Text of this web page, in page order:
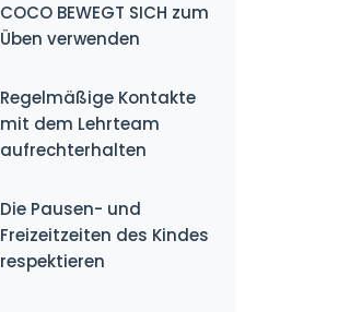
COCO BEWEGT SICH zum
Üben verwenden
Regelmäßige Kontakte
mit dem Lehrteam
aufrechterhalten
Die Pausen- und
Freizeitzeiten des Kindes
respektieren